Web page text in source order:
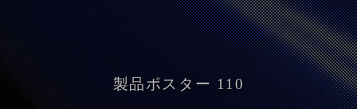
製品ポスター 110